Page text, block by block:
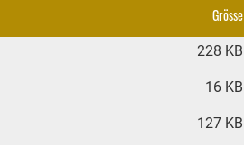
Grösse
228 KB
16 KB
127 KB